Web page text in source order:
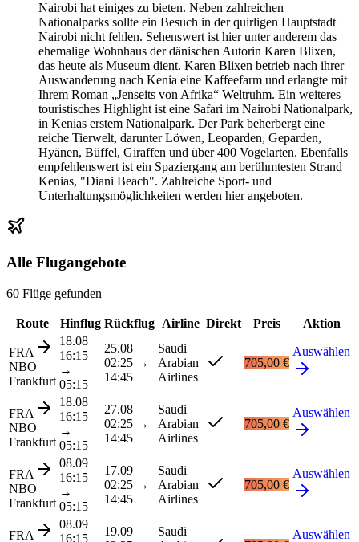
Nairobi hat einiges zu bieten. Neben zahlreichen
Nationalparks sollte ein Besuch in der quirligen Hauptstadt
Nairobi nicht fehlen. Sehenswert ist hier unter anderem das
ehemalige Wohnhaus der dänischen Autorin Karen Blixen,
das heute als Museum dient. Karen Blixen betrieb nach ihrer
Auswanderung nach Kenia eine Kaffeefarm und erlangte mit
Ihrem Roman „Jenseits von Afrika“ Weltruhm. Ein weiteres
touristisches Highlight ist eine Safari im Nairobi Nationalpark,
in Kenias erstem Nationalpark. Der Park beherbergt eine
reiche Tierwelt, darunter Löwen, Leoparden, Geparden,
Hyänen, Büffel, Giraffen und über 400 Vogelarten. Ebenfalls
empfehlenswert ist ein Spaziergang am berühmtesten Strand
Kenias, "Diani Beach". Zahlreiche Sport- und
Unterhaltungsmöglichkeiten werden hier angeboten.
Alle Flugangebote
60 Flüge gefunden
Route Hinflug Rückflug Airline Direkt Preis Aktion
FRA
NBO
Frankfurt
18.08
16:15
→
05:15
25.08
02:25 →
14:45
Saudi
Arabian
Airlines
705,00 €
Auswählen
FRA
NBO
Frankfurt
18.08
16:15
→
05:15
27.08
02:25 →
14:45
Saudi
Arabian
Airlines
705,00 €
Auswählen
FRA
NBO
Frankfurt
08.09
16:15
→
05:15
17.09
02:25 →
14:45
Saudi
Arabian
Airlines
705,00 €
Auswählen
FRA
08.09
16:15
19.09
Saudi
Auswählen